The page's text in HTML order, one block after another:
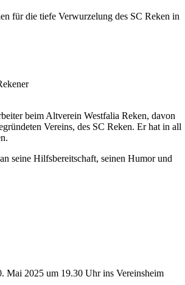
für die tiefe Verwurzelung des SC Reken in
beim Altverein Westfalia Reken, davon
Vereins, des SC Reken. Er hat in all
seine Hilfsbereitschaft, seinen Humor und
Mai 2025 um 19.30 Uhr ins Vereinsheim